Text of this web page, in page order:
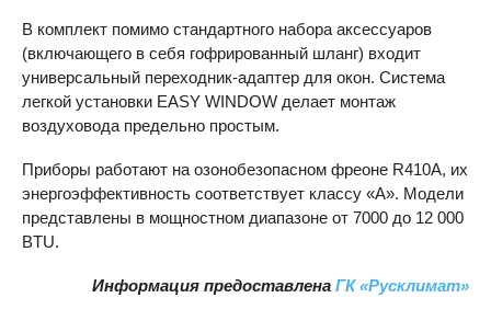
В комплект помимо стандартного набора аксессуаров
(включающего в себя гофрированный шланг) входит
универсальный переходник-адаптер для окон. Система
легкой установки EASY WINDOW делает монтаж
воздуховода предельно простым.
Приборы работают на озонобезопасном фреоне R410A, их
энергоэффективность соответствует классу «А». Модели
представлены в мощностном диапазоне от 7000 до 12 000
BTU.
Информация предоставлена ГК «Русклимат»